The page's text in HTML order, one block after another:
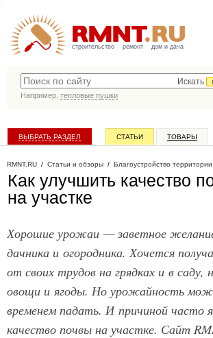
строительство ремонт дом и дача
Искать
Например, тепловые пушки
ВЫБРАТЬ РАЗДЕЛ СТАТЬИ ТОВАРЫ
RMNT.RU / Статьи и обзоры / Благоустройство территории
Как улучшить качество
на участке
Хорошие урожаи — заветное
дачника и огородника. Хочется
от своих трудов на грядках и в саду,
овощи и ягоды. Но урожайность
временем падать. И причиной часто
качество почвы на участке. Сайт